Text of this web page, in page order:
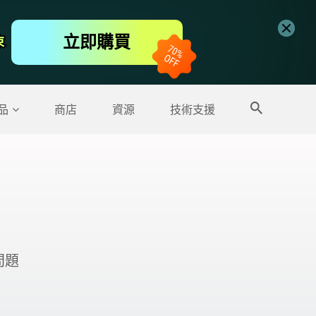
立即購買
商店 資源 技術支援
更多產品
題